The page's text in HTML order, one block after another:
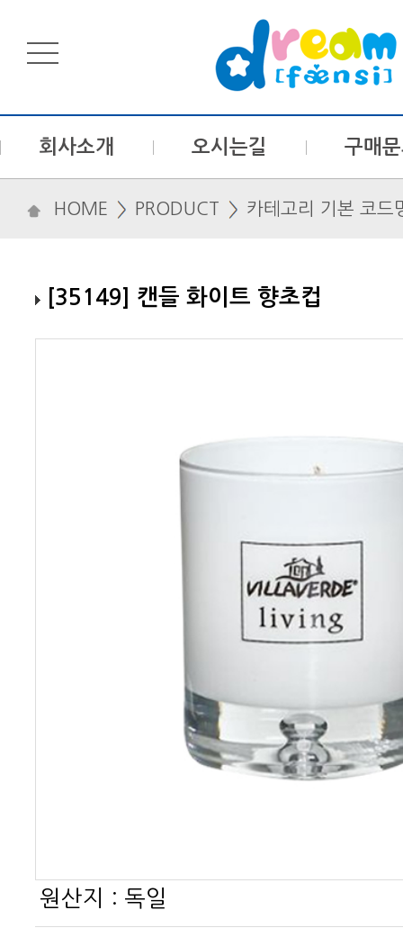
회사소개 오시는길 구매
HOME PRODUCT 카테고리 기본 코드
[35149] 캔들 화이트 향초컵
원산지 : 독일